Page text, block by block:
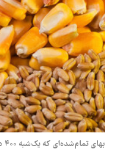
بهای تمام‌شده‌ای که یک‌شبه ۴۰۰ درصد رشد کرد